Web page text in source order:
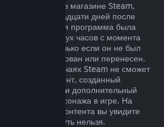
купленный в магазине Steam,
течение четырнадцати дней после
основная программа была
не более чем двух часов с момента
контента, и только если он не был
модифицирован или перенесен.
в некоторых случаях Steam не сможет
контент, созданный
например, если дополнительный
уровень персонажа в игре. На
контента вы увидите
за него вернуть нельзя.